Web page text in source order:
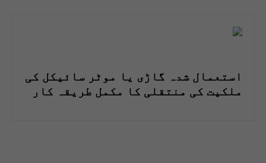
استعمال شدہ گاڑی یا موٹر سائیکل کی
ملکیت کی منتقلی کا مکمل طریقہ کار